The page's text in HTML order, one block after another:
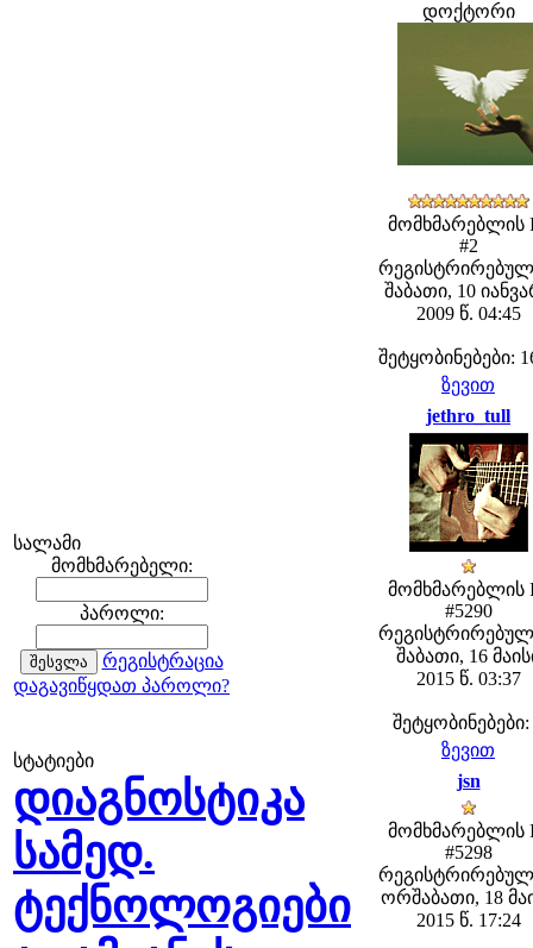
სალამი
მომხმარებელი:
პაროლი:
რეგისტრაცია
დაგავიწყდათ პაროლი?
სტატიები
დიაგნოსტიკა
სამედ.
ტექნოლოგიები
დოქტორი
მომხმარებლის
#2
შაბათი, 10
2009 წ. 04:45
შეტყობინებები:
ზევით
jethro_tull
მომხმარებლის
#5290
შაბათი, 16
2015 წ. 03:37
შეტყობინებები:
ზევით
jsn
მომხმარებლის
#5298
ორშაბათი, 18
2015 წ. 17:24